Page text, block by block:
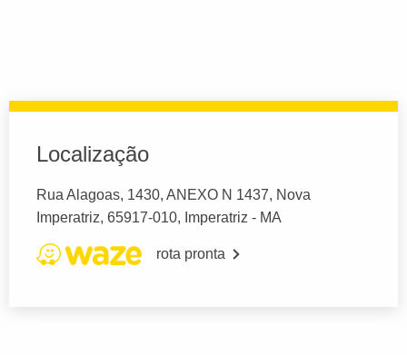
Localização
Rua Alagoas, 1430, ANEXO N 1437, Nova
Imperatriz, 65917-010, Imperatriz - MA
rota pronta